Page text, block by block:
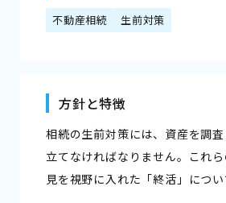
不動産相続 生前対策
方針と特徴
相続の生前対策には、資産を調
立てなければなりません。これ
見を視野に入れた「終活」につ